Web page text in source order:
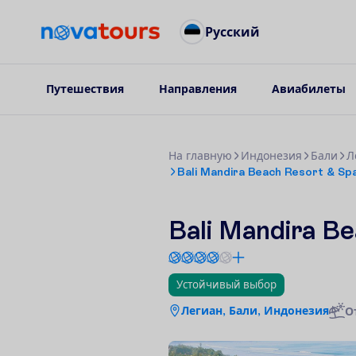
Русский
Путешествия Направления Авиабилеты
На главную Индонезия Бали
Bali Mandira Beach Resort &
Bali Mandira
Устойчивый выбор
Легиан, Бали, Индонезия